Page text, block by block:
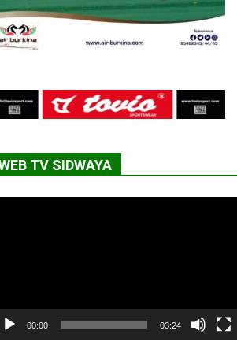
TV SIDWAYA
00:00 03:24